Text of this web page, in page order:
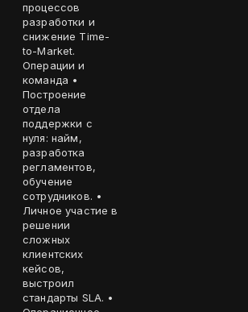
процессов
разработки и
снижение Time-
to-Market.
Операции и
команда •
Построение
отдела
поддержки с
нуля: найм,
разработка
регламентов,
обучение
сотрудников. •
Личное участие в
решении
сложных
клиентских
кейсов,
выстроил
стандарты SLA. •